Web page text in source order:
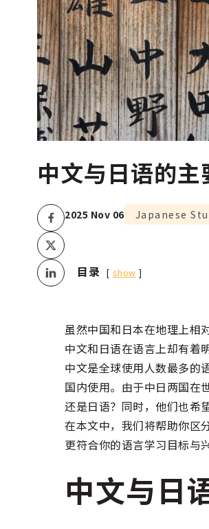
中文与日语的主
2025 Nov 06 Japanese
目录 show
虽然中国和日本在地理上相
中文和日语在语言上却有着
中文是全球使用人数最多的
国内使用。由于中日两国
还是日语？同时，他们也希
在本文中，我们将帮助你区
更符合你的语言学习目标与
中文与日